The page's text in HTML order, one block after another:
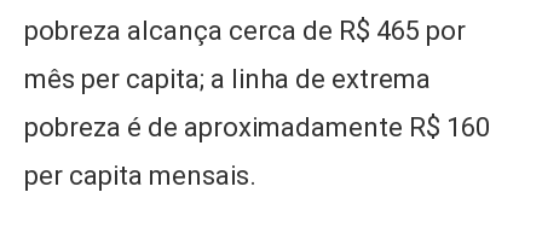
pobreza alcança cerca de R$ 465 por
mês per capita; a linha de extrema
pobreza é de aproximadamente R$ 160
per capita mensais.